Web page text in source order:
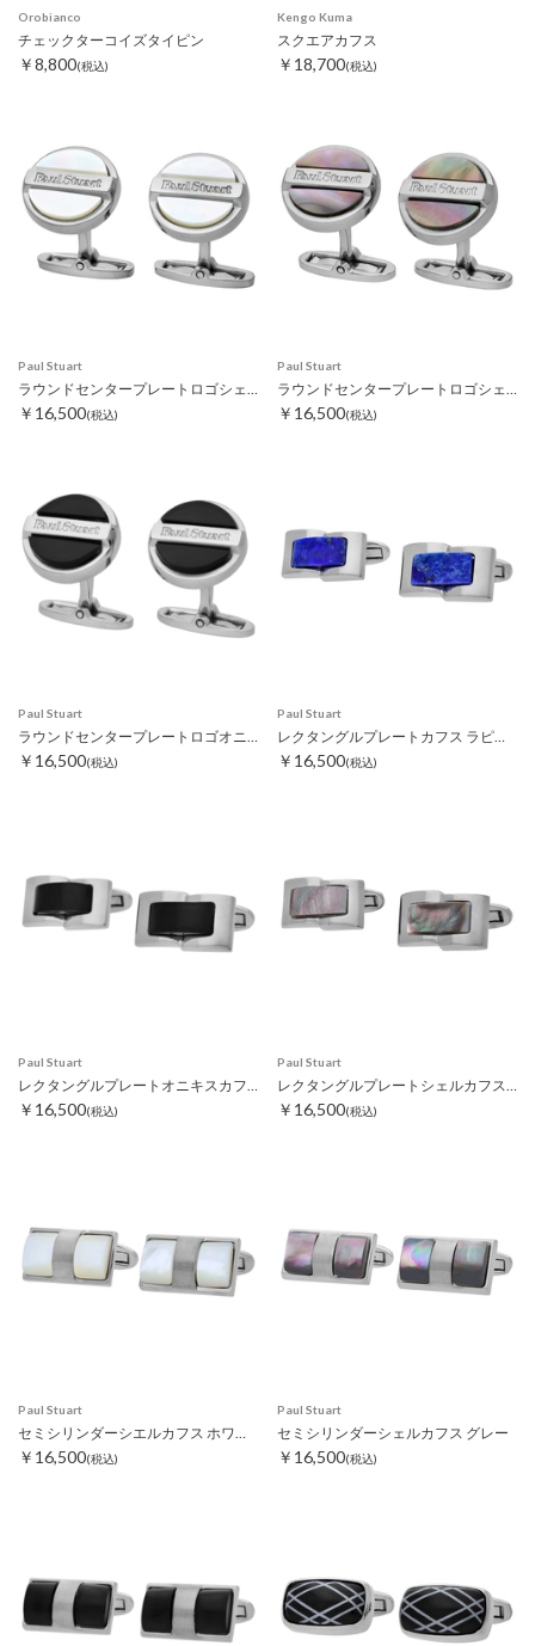
Orobianco
チェックターコイズタイピン
￥8,800(税込)
Kengo Kuma
スクエアカフス
￥18,700(税込)
Paul Stuart
￥16,500(税込)
Paul Stuart
￥16,500(税込)
Paul Stuart
ラウンドセンタープレートロゴオニキスカフス ブラック
￥16,500(税込)
Paul Stuart
レクタングルプレートカフス ラピスラズリ
￥16,500(税込)
Paul Stuart
￥16,500(税込)
Paul Stuart
￥16,500(税込)
Paul Stuart
セミシリンダーシエルカフス ホワイト
￥16,500(税込)
Paul Stuart
セミシリンダーシェルカフス グレー
￥16,500(税込)